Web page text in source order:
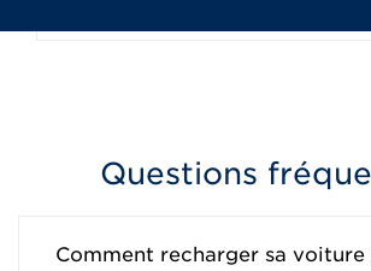
Questions
Comment recharger sa